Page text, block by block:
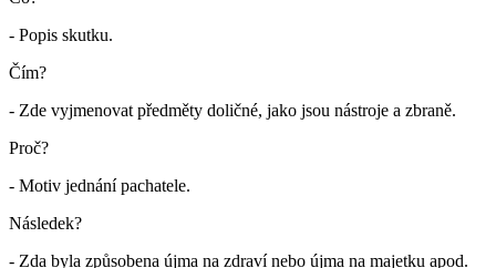
- Popis skutku.
Čím?
- Zde vyjmenovat předměty doličné, jako jsou nástroje a zbraně.
Proč?
- Motiv jednání pachatele.
Následek?
- Zda byla způsobena újma na zdraví nebo újma na majetku apod.